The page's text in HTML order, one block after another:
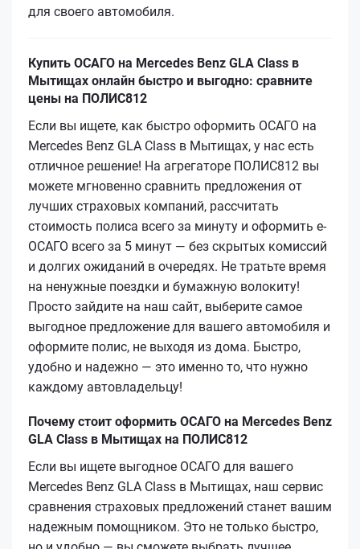
для своего автомобиля.
Купить ОСАГО на Mercedes Benz GLA Class в
Мытищах онлайн быстро и выгодно: сравните
цены на ПОЛИС812
Если вы ищете, как быстро оформить ОСАГО на
Mercedes Benz GLA Class в Мытищах, у нас есть
отличное решение! На агрегаторе ПОЛИС812 вы
можете мгновенно сравнить предложения от
лучших страховых компаний, рассчитать
стоимость полиса всего за минуту и оформить е-
ОСАГО всего за 5 минут — без скрытых комиссий
и долгих ожиданий в очередях. Не тратьте время
на ненужные поездки и бумажную волокиту!
Просто зайдите на наш сайт, выберите самое
выгодное предложение для вашего автомобиля и
оформите полис, не выходя из дома. Быстро,
удобно и надежно — это именно то, что нужно
каждому автовладельцу!
Почему стоит оформить ОСАГО на Mercedes Benz
GLA Class в Мытищах на ПОЛИС812
Если вы ищете выгодное ОСАГО для вашего
Mercedes Benz GLA Class в Мытищах, наш сервис
сравнения страховых предложений станет вашим
надежным помощником. Это не только быстро,